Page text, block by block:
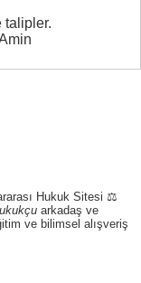
talipler.
Hukuk Sitesi ⚖️
arkadaş ve
ve bilimsel alışveriş